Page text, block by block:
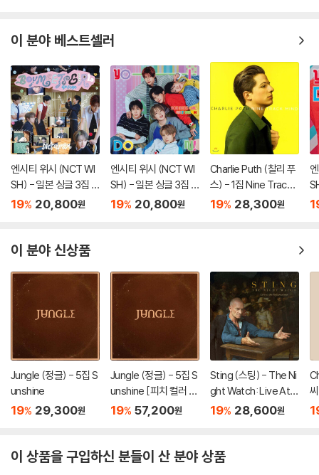
이 분야 베스트셀러
엔시티 위시 (NCT WI
SH) - 일본 싱글 3집 Y
O-I-DON! / BOY ME
19% 20,800원
엔시티 위시 (NCT WI
SH) - 일본 싱글 3집 Y
O-I-DON! / BOY ME
19% 20,800원
Charlie Puth (찰리 푸
스) - 1집 Nine Track
Mind [LP]
19% 28,300원
이 분야 신상품
Jungle (정글) - 5집 S
unshine
19% 29,300원
Jungle (정글) - 5집 S
unshine [피치 컬러 L
P]
19% 57,200원
Sting (스팅) - The Ni
ght Watch: Live At T
he Rijksmuseum
19% 28,600원
이 상품을 구입하신 분들이 산 분야 상품